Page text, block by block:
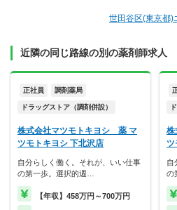
世田谷区(東京都)
近隣の同じ路線の別の薬剤師求人
正社員 調剤薬局
ドラッグストア（調剤併設）
株式会社マツモトキヨシ 薬 マ
ツモトキヨシ 下北沢店
自分らしく働く。それが、いい仕事
の第一歩。選択的週…
【年収】458万円～700万円
株
ツ
自
の